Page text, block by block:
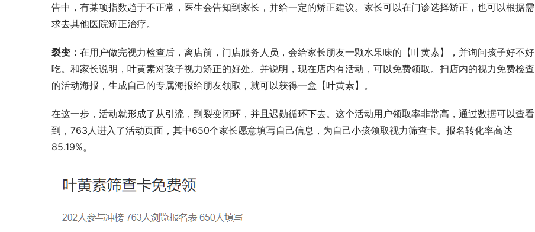
告中，有某项指数趋于不正常，医生会告知到家长，并给一定的矫正建议。家长可以在门诊选择矫正，也可以根据需
求去其他医院矫正治疗。
裂变： 在用户做完视力检查后，离店前，门店服务人员，会给家长朋友一颗水果味的【叶黄素】，并询问孩子好不好
吃。和家长说明，叶黄素对孩子视力矫正的好处。并说明，现在店内有活动，可以免费领取。扫店内的视力免费检查
的活动海报，生成自己的专属海报给朋友领取，就可以获得一盒【叶黄素】。
在这一步，活动就形成了从引流，到裂变闭环，并且迟勋循环下去。这个活动用户领取率非常高，通过数据可以查看
到，763人进入了活动页面，其中650个家长愿意填写自己信息，为自己小孩领取视力筛查卡。报名转化率高达
85.19%。